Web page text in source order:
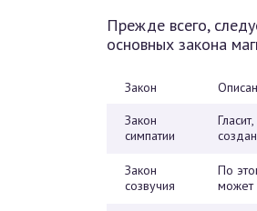
Прежде всего,
основных закона
Закон
Закон
симпатии
Закон
созвучия
По
может